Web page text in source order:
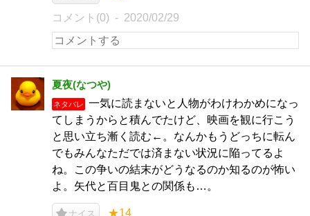
コメント(0) 2020/02/29
夏夜(なつや)
ネタバレ
一気に読まないと人物がわけわかめになっ
てしまうからと積んでたけど、映画を観に行こう
と思い立ち漸く読む←。なんかもうどっちに転ん
でもみんなただでは済まない状況に陥ってるよ
ね。この争いの結末がどうなるのか知るのが怖い
よ。矢代と百目鬼との関係も…。
ナイス ★14